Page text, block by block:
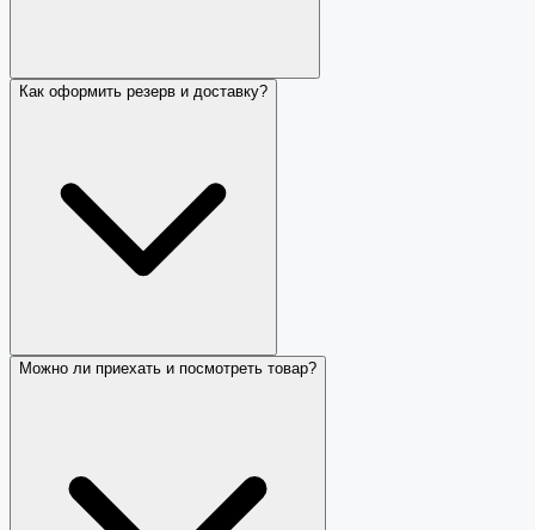
Как оформить резерв и доставку?
Можно ли приехать и посмотреть товар?